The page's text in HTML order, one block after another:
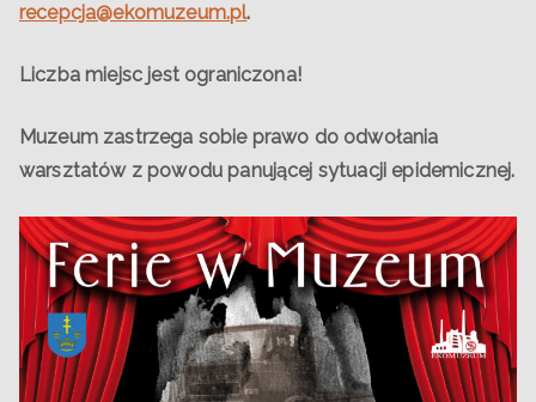
recepcja@ekomuzeum.pl.
Liczba miejsc jest ograniczona!
Muzeum zastrzega sobie prawo do odwołania
warsztatów z powodu panującej sytuacji epidemicznej.